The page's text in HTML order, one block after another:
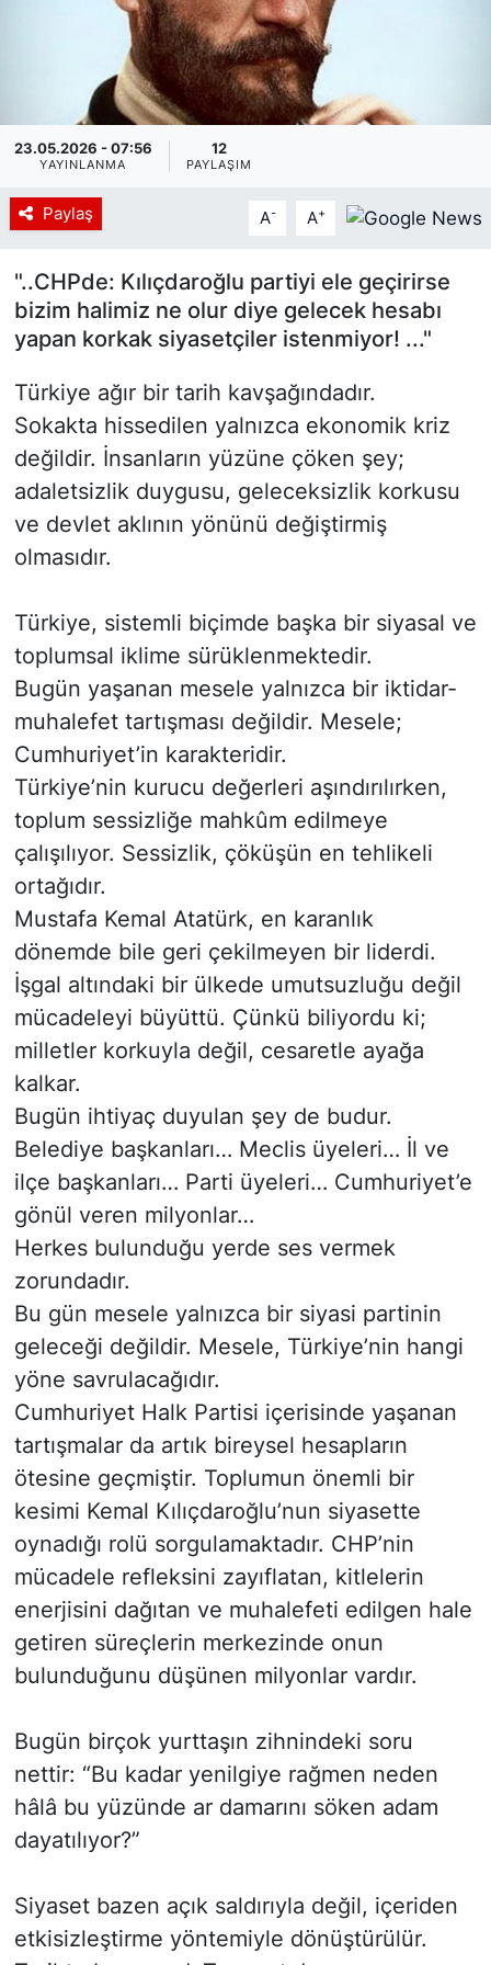
23.05.2026 - 07:56
YAYINLANMA
12
PAYLAŞIM
Paylaş A- A+
"..CHPde: Kılıçdaroğlu partiyi ele geçirirse
bizim halimiz ne olur diye gelecek hesabı
yapan korkak siyasetçiler istenmiyor! ..."
Türkiye ağır bir tarih kavşağındadır.
Sokakta hissedilen yalnızca ekonomik kriz
değildir. İnsanların yüzüne çöken şey;
adaletsizlik duygusu, geleceksizlik korkusu
ve devlet aklının yönünü değiştirmiş
olmasıdır.
Türkiye, sistemli biçimde başka bir siyasal ve
toplumsal iklime sürüklenmektedir.
Bugün yaşanan mesele yalnızca bir iktidar-
muhalefet tartışması değildir. Mesele;
Cumhuriyet’in karakteridir.
Türkiye’nin kurucu değerleri aşındırılırken,
toplum sessizliğe mahkûm edilmeye
çalışılıyor. Sessizlik, çöküşün en tehlikeli
ortağıdır.
Mustafa Kemal Atatürk, en karanlık
dönemde bile geri çekilmeyen bir liderdi.
İşgal altındaki bir ülkede umutsuzluğu değil
mücadeleyi büyüttü. Çünkü biliyordu ki;
milletler korkuyla değil, cesaretle ayağa
kalkar.
Bugün ihtiyaç duyulan şey de budur.
Belediye başkanları… Meclis üyeleri… İl ve
ilçe başkanları… Parti üyeleri… Cumhuriyet’e
gönül veren milyonlar…
Herkes bulunduğu yerde ses vermek
zorundadır.
Bu gün mesele yalnızca bir siyasi partinin
geleceği değildir. Mesele, Türkiye’nin hangi
yöne savrulacağıdır.
Cumhuriyet Halk Partisi içerisinde yaşanan
tartışmalar da artık bireysel hesapların
ötesine geçmiştir. Toplumun önemli bir
kesimi Kemal Kılıçdaroğlu’nun siyasette
oynadığı rolü sorgulamaktadır. CHP’nin
mücadele refleksini zayıflatan, kitlelerin
enerjisini dağıtan ve muhalefeti edilgen hale
getiren süreçlerin merkezinde onun
bulunduğunu düşünen milyonlar vardır.
Bugün birçok yurttaşın zihnindeki soru
nettir: “Bu kadar yenilgiye rağmen neden
hâlâ bu yüzünde ar damarını söken adam
dayatılıyor?”
Siyaset bazen açık saldırıyla değil, içeriden
etkisizleştirme yöntemiyle dönüştürülür.
Siyaset
YEREL HABER
Haberde insan
Tanıtım